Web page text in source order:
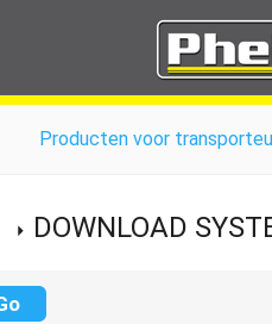
Producten voor
DOWNLOAD